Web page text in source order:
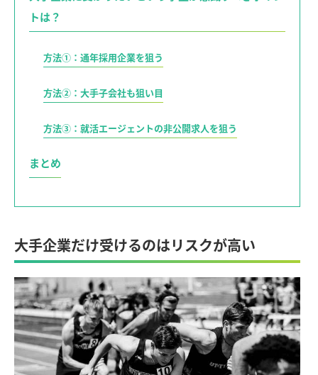
トは？
方法①：通年採用企業を狙う
方法②：大手子会社も狙い目
方法③：就活エージェントの非公開求人を狙う
まとめ
大手企業だけ受けるのはリスクが高い